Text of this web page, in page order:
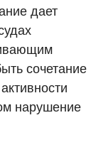
дает
сочетание
нарушение